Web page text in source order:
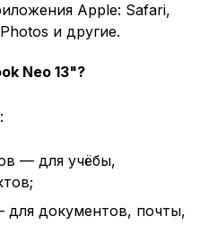
Apple: Safari,
и другие.
Neo 13"?
— для учёбы,
документов, почты,